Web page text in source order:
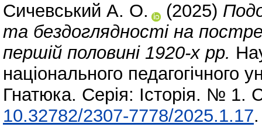
Сичевський А. О. (2025)
та бездоглядності на
першій половині 1920-х рр.
національного педагогічного
Гнатюка. Серія: Історія. №
10.32782/2307-7778/2025.1.17.